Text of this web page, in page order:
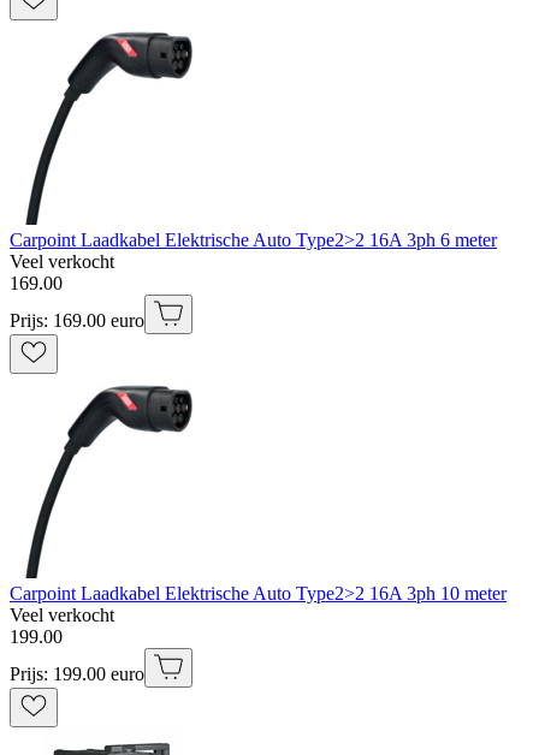
Carpoint Laadkabel Elektrische Auto Type2>2 16A 3ph 6 meter
Veel verkocht
169.00
Prijs: 169.00 euro
Carpoint Laadkabel Elektrische Auto Type2>2 16A 3ph 10 meter
Veel verkocht
199.00
Prijs: 199.00 euro